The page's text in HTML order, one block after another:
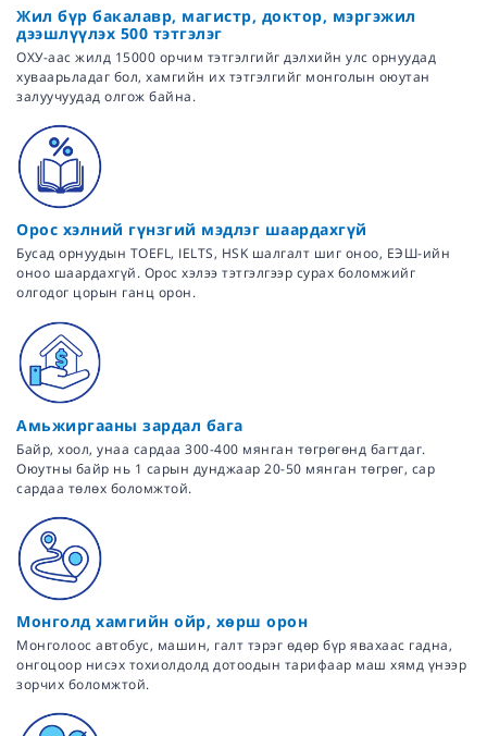
Жил бүр бакалавр, магистр, доктор, мэргэжил
дээшлүүлэх 500 тэтгэлэг
ОХУ-аас жилд 15000 орчим тэтгэлгийг дэлхийн улс орнуудад
хуваарьладаг бол, хамгийн их тэтгэлгийг монголын оюутан
залуучуудад олгож байна.
Орос хэлний гүнзгий мэдлэг шаардахгүй
Бусад орнуудын TOEFL, IELTS, HSK шалгалт шиг оноо, ЕЭШ-ийн
оноо шаардахгүй. Орос хэлээ тэтгэлгээр сурах боломжийг
олгодог цорын ганц орон.
Амьжиргааны зардал бага
Байр, хоол, унаа сардаа 300-400 мянган төгрөгөнд багтдаг.
Оюутны байр нь 1 сарын дунджаар 20-50 мянган төгрөг, сар
сардаа төлөх боломжтой.
Монголд хамгийн ойр, хөрш орон
Монголоос автобус, машин, галт тэрэг өдөр бүр явахаас гадна,
онгоцоор нисэх тохиолдолд дотоодын тарифаар маш хямд үнээр
зорчих боломжтой.